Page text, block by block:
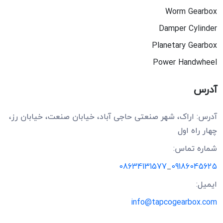
Worm Gearbox
Damper Cylinder
Planetary Gearbox
Power Handwheel
آدرس
آدرس: اراک، شهر صنعتی حاجی آباد، خیابان صنعت، خیابان رز،
چهار راه اول
شماره تماس:
09186045625
_
08634131577
ایمیل:
info@tapcogearbox.com